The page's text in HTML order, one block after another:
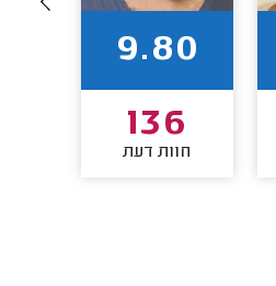
9.80
136
חוות דעת